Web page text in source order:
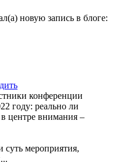
новую запись в блоге:
конференции
году: реально ли
в центре внимания –
суть мероприятия,